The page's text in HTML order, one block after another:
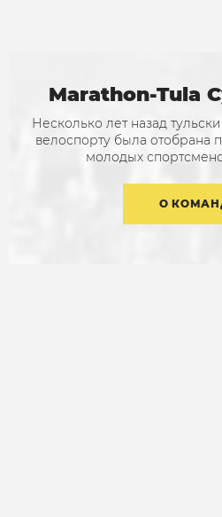
Marathon-Tula
Несколько лет назад
велоспорту была отобрана
молодых
О